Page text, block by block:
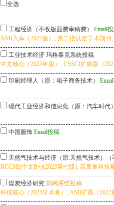
全选
工程经济（不收版面费审稿费）
Email
AMI入库（2022版）, 第二批认定学术期刊,
工业技术经济 玛格泰克系统投稿
中文核心（2023年版）, CSSCI扩展版（
印刷经理人（原：电子商务技术）
现代工业经济和信息化（原：汽车时
中国服饰 Email投稿
天然气技术与经济（原:天然气技术）
RCCSE(中文B+)(2023第七版), 高质量科技
煤炭经济研究 知网系统投稿
科技核心（2025学术卷）, AMI扩展（2022